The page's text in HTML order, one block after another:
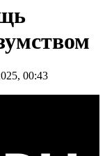
00:43